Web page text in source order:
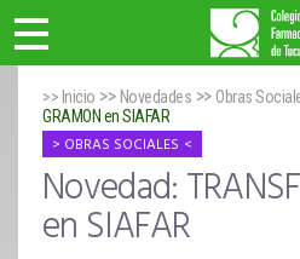
>> Inicio >> Novedades >> Obras
GRAMON en SIAFAR
OBRAS SOCIALES
Novedad:
en SIAFAR